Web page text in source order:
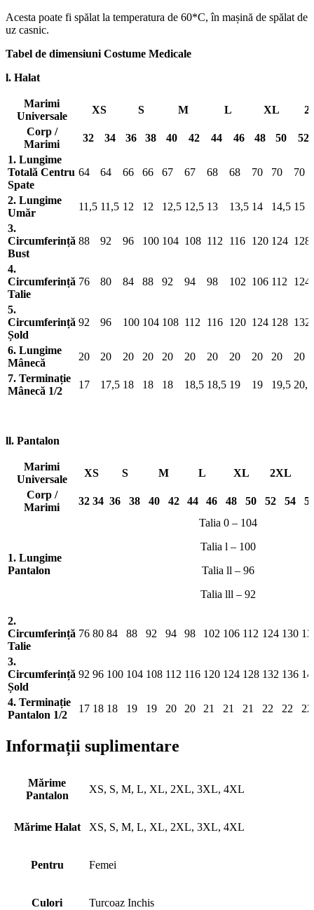
Acesta poate fi spălat la temperatura de 60*C, în mașină de spălat de
uz casnic.
Tabel de dimensiuni Costume Medicale
l. Halat
Marimi
Universale
XS S M L XL
Corp /
Marimi
32 34 36 38 40 42 44 46 48 50
52
1. Lungime
Totală Centru
Spate
64 64 66 66 67 67 68 68 70 70 70
2. Lungime
Umăr
11,5 11,5 12 12 12,5 12,5 13 13,5 14 14,5 15
3.
Circumferință
Bust
88 92 96 100 104 108 112 116 120 124 128
4.
Circumferință
Talie
76 80 84 88 92 94 98 102 106 112 124
5.
Circumferință
Șold
92 96 100 104 108 112 116 120 124 128 132
6. Lungime
Mânecă
20 20 20 20 20 20 20 20 20 20
20
7. Terminație
Mânecă 1/2
17 17,5 18 18 18 18,5 18,5 19 19 19,5 20,5
ll. Pantalon
Marimi
Universale
XS S M L XL 2XL
Corp /
Marimi
32 34 36 38 40 42 44 46 48 50 52 54
1. Lungime
Pantalon
Talia 0 – 104
Talia l – 100
Talia ll – 96
Talia lll – 92
2.
Circumferință
Talie
76 80 84 88 92 94 98 102 106 112 124 130
3.
Circumferință
Șold
92 96 100 104 108 112 116 120 124 128 132 136
4. Terminație
Pantalon 1/2
17 18 18 19 19 20 20 21 21 21 22 22 22
Informații suplimentare
Mărime
Pantalon
XS, S, M, L, XL, 2XL, 3XL, 4XL
Mărime Halat XS, S, M, L, XL, 2XL, 3XL, 4XL
Pentru Femei
Culori Turcoaz Inchis